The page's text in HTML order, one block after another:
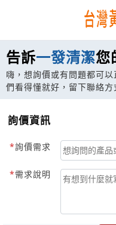
告訴一發清潔您
嗨，想詢價或有問題都可
們看得懂就好，留下聯絡
詢價資訊
詢價需求
需求說明